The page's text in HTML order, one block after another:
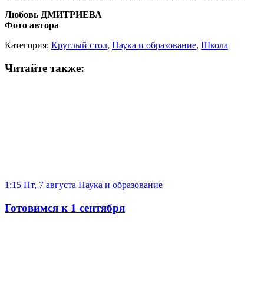
Любовь ДМИТРИЕВА
Фото автора
Категория: Круглый стол, Наука и образование, Школа
Читайте также:
1:15 Пт, 7 августа Наука и образование
Готовимся к 1 сентября